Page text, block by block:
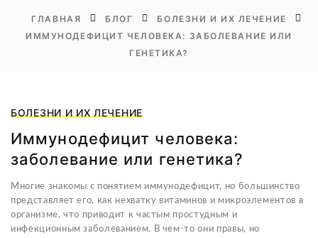
ГЛАВНАЯ БЛОГ
БОЛЕЗНИ И ИХ ЛЕЧЕНИЕ
ИММУНОДЕФИЦИТ ЧЕЛОВЕКА: ЗАБОЛЕВАНИЕ ИЛИ
ГЕНЕТИКА?
БОЛЕЗНИ И ИХ ЛЕЧЕНИЕ
Иммунодефицит человека:
заболевание или генетика?
Многие знакомы с понятием иммунодефицит, но большинство
представляет его, как нехватку витаминов и микроэлементов в
организме, что приводит к частым простудным и
инфекционным заболеванием. В чем-то они правы, но